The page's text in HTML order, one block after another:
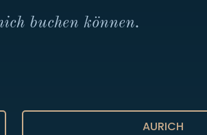
buchen können.
AURICH